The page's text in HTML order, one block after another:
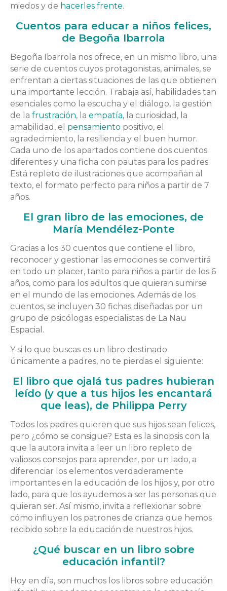
miedos y de hacerles frente.
Cuentos para educar a niños felices,
de Begoña Ibarrola
Begoña Ibarrola nos ofrece, en un mismo libro, una
serie de cuentos cuyos protagonistas, animales, se
enfrentan a ciertas situaciones de las que obtienen
una importante lección. Trabaja así, habilidades tan
esenciales como la escucha y el diálogo, la gestión
de la frustración, la empatía, la curiosidad, la
amabilidad, el pensamiento positivo, el
agradecimiento, la resiliencia y el buen humor.
Cada uno de los apartados contiene dos cuentos
diferentes y una ficha con pautas para los padres.
Está repleto de ilustraciones que acompañan al
texto, el formato perfecto para niños a partir de 7
años.
El gran libro de las emociones, de
María Mendélez-Ponte
Gracias a los 30 cuentos que contiene el libro,
reconocer y gestionar las emociones se convertirá
en todo un placer, tanto para niños a partir de los 6
años, como para los adultos que quieran sumirse
en el mundo de las emociones. Además de los
cuentos, se incluyen 30 fichas diseñadas por un
grupo de psicólogas especialistas de La Nau
Espacial.
Y si lo que buscas es un libro destinado
únicamente a padres, no te pierdas el siguiente:
El libro que ojalá tus padres hubieran
leído (y que a tus hijos les encantará
que leas), de Philippa Perry
Todos los padres quieren que sus hijos sean felices,
pero ¿cómo se consigue? Esta es la sinopsis con la
que la autora invita a leer un libro repleto de
valiosos consejos para aprender, por un lado, a
diferenciar los elementos verdaderamente
importantes en la educación de los hijos y, por otro
lado, para que los ayudemos a ser las personas que
quieran ser. Así mismo, invita a reflexionar sobre
cómo influyen los patrones de crianza que hemos
recibido sobre la educación de nuestros hijos.
¿Qué buscar en un libro sobre
educación infantil?
Hoy en día, son muchos los libros sobre educación